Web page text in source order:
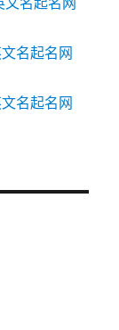
名起名网
名起名网